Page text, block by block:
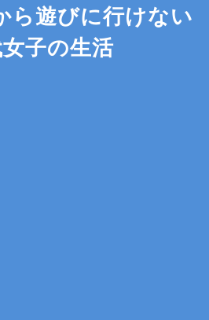
ら遊びに行けない
子の生活